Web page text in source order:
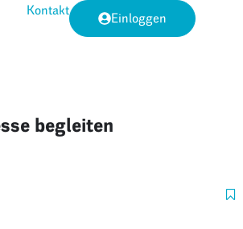
Kontakt
Einloggen
begleiten